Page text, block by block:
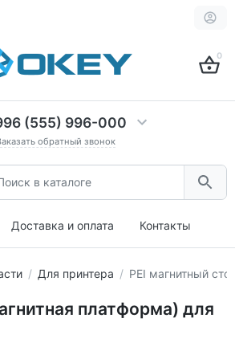
0
(555) 996-000
обратный звонок
Доставка и оплата Контакты
Для принтера PEI магнитный
платформа) для